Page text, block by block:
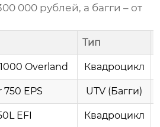
000 рублей, а багги – от
Тип
Overland Квадроцикл
750 EPS UTV (Багги)
EFI Квадроцикл